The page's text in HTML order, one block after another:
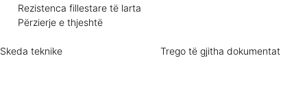
Rezistenca fillestare të larta
Përzierje e thjeshtë
Skeda teknike Trego të gjitha dokumentat